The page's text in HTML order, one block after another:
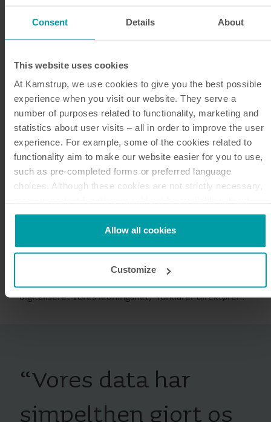
Consent Details About
This website uses cookies
At Kamstrup, we use cookies to give you the best possible
experience when you visit our website. They serve a
number of purposes related to functionality, marketing and
statistics about user visits – all in order to improve the user
experience. For example, some of the cookies related to
functionality aim to make our website easier for you to use,
such as pre-completed forms or preferred language
choices. Although these cookies are not strictly necessary,
them.
Kamstrup makes use of third-party cookies. A third-party
cookie is installed by someone other than us, such as other
You can at any time change or withdraw your consent from
the Cookie Declaration here.
Allow all cookies
Customize
hentes ved 20% af forbrugerne. ”Vi har brug for data
spilder ressourcer på at jagte de 80%, der ikke rykker
noget. Nu kan vi lave en prioriteret rækkefølge og
komme med konkrete optimeringsforslag til de
enkelte varmeanlæg.”
De hyppige data bruges også til at vurdere
fjernvarmerørenes reelle renoveringsbehov. Tidligere
blev ledningsnettets tilstand vurderet ud fra f.eks.
alder eller vandtab. Men når måledata fra
dataanalyse, kan kapaciteten og belastningen
monitoreres løbende, så investeringer i nettets
vedligehold kan optimeres. ”Vi har allerede
digitaliseret hele vores produktion og med målersiden
digitaliseret vores ledningsnet,” forklarer direktøren.
“Vores data har
simpelthen gjort os